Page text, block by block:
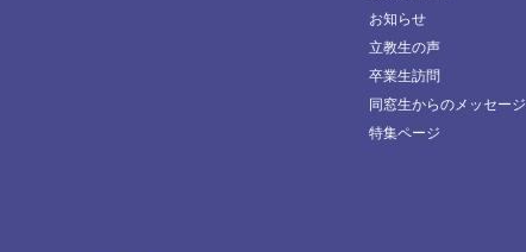
お知らせ
立教生の声
卒業生訪問
同窓生からのメッセージ
特集ページ